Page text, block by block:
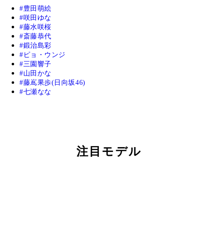
豊田萌絵
咲田ゆな
藤水咲桜
斎藤恭代
鍛治島彩
ピョ・ウンジ
三園響子
山田かな
藤嶌果歩(日向坂46)
七瀬なな
注目モデル